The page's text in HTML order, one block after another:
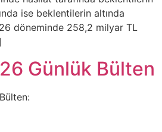
ise beklentilerin altında
döneminde 258,2 milyar TL
Günlük Bülten